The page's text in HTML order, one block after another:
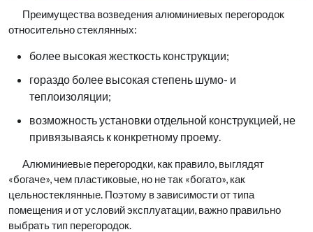
Преимущества возведения алюминиевых перегородок
относительно стеклянных:
более высокая жесткость конструкции;
гораздо более высокая степень шумо- и
теплоизоляции;
возможность установки отдельной конструкцией, не
привязываясь к конкретному проему.
Алюминиевые перегородки, как правило, выглядят
«богаче», чем пластиковые, но не так «богато», как
цельностеклянные. Поэтому в зависимости от типа
помещения и от условий эксплуатации, важно правильно
выбрать тип перегородок.